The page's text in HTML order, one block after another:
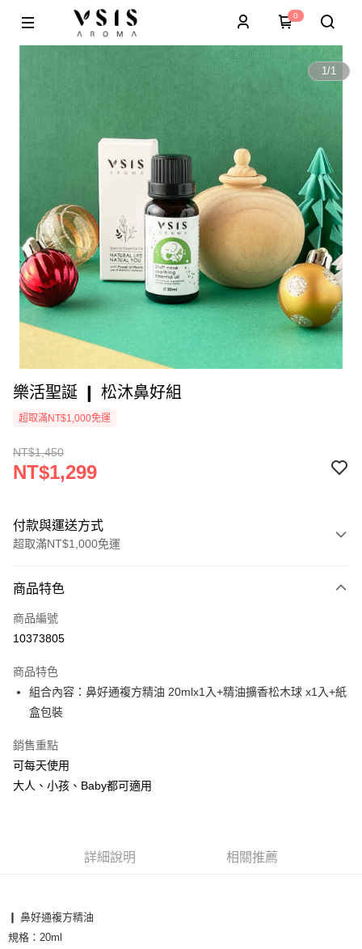
0
1/1
樂活聖誕 ❙ 松沐鼻好組
超取滿NT$1,000免運
NT$1,450
NT$1,299
付款與運送方式
超取滿NT$1,000免運
信用卡一次付款
超商取貨付款
Apple Pay
街口支付
悠遊付
ATM付款
每筆NT$60，滿NT$1,000(含以上)免運費
每筆NT$60，滿NT$1,000(含以上)免運費
商品特色
商品編號
10373805
商品特色
組合內容：鼻好通複方精油 20mlx1入+精油擴香松木球 x1入+紙
盒包裝
銷售重點
可每天使用
大人、小孩、Baby都可適用
詳細說明 相關推薦
❙ 鼻好通複方精油
規格：20ml